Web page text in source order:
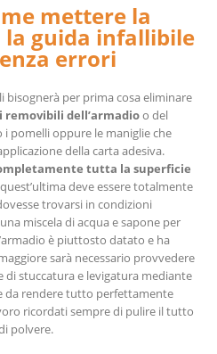
mettere la
guida infallibile
errori
per prima cosa eliminare
removibili dell’armadioo del
pomelli oppure le maniglie che
della carta adesiva.
tutta la superficie
deve essere totalmente
trovarsi in condizioni
miscela di acqua e sapone per
è piuttosto datato e ha
sarà necessario provvedere
di stuccatura e levigatura mediante
da rendere tutto perfettamente
ricordati sempre di pulire il tutto
polvere.